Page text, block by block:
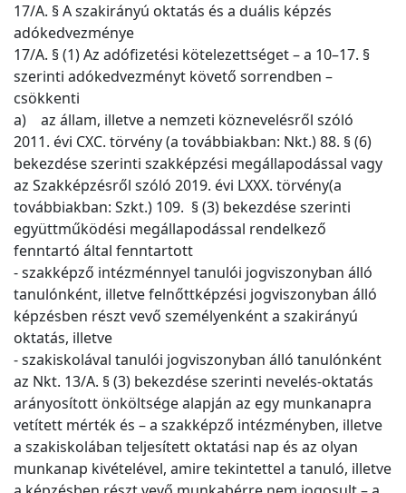
17/A. § A szakirányú oktatás és a duális képzés
adókedvezménye
17/A. § (1) Az adófizetési kötelezettséget – a 10–17. §
szerinti adókedvezményt követő sorrendben –
csökkenti
a) az állam, illetve a nemzeti köznevelésről szóló
2011. évi CXC. törvény (a továbbiakban: Nkt.) 88. § (6)
bekezdése szerinti szakképzési megállapodással vagy
az Szakképzésről szóló 2019. évi LXXX. törvény(a
továbbiakban: Szkt.) 109. § (3) bekezdése szerinti
együttműködési megállapodással rendelkező
fenntartó által fenntartott
- szakképző intézménnyel tanulói jogviszonyban álló
tanulónként, illetve felnőttképzési jogviszonyban álló
képzésben részt vevő személyenként a szakirányú
oktatás, illetve
- szakiskolával tanulói jogviszonyban álló tanulónként
az Nkt. 13/A. § (3) bekezdése szerinti nevelés-oktatás
arányosított önköltsége alapján az egy munkanapra
vetített mérték és – a szakképző intézményben, illetve
a szakiskolában teljesített oktatási nap és az olyan
munkanap kivételével, amire tekintettel a tanuló, illetve